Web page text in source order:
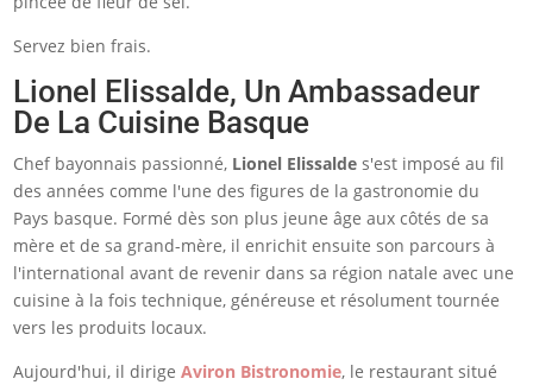
Servez bien frais.
Lionel Elissalde, Un Ambassadeur
De La Cuisine Basque
Chef bayonnais passionné, Lionel Elissalde s'est imposé au fil
des années comme l'une des figures de la gastronomie du
Pays basque. Formé dès son plus jeune âge aux côtés de sa
mère et de sa grand-mère, il enrichit ensuite son parcours à
l'international avant de revenir dans sa région natale avec une
cuisine à la fois technique, généreuse et résolument tournée
vers les produits locaux.
Aujourd'hui, il dirigeAviron Bistronomie, le restaurant situé